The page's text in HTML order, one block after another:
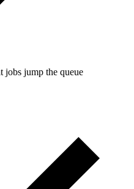
jobs jump the queue